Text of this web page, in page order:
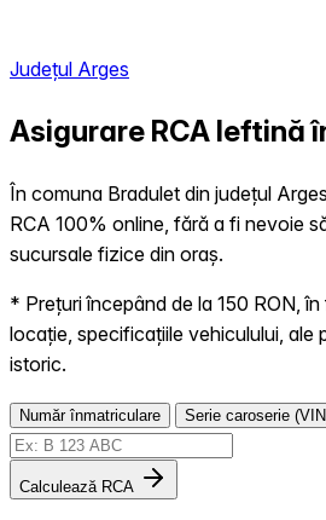
Județul Arges
Asigurare RCA Ieftină
În comuna Bradulet din județul
RCA 100% online, fără a fi nevoie
sucursale fizice din oraș.
* Prețuri începând de la 150 RON,
locație, specificațiile vehiculului, ale
istoric.
Număr înmatriculare Serie caroserie
Calculează RCA